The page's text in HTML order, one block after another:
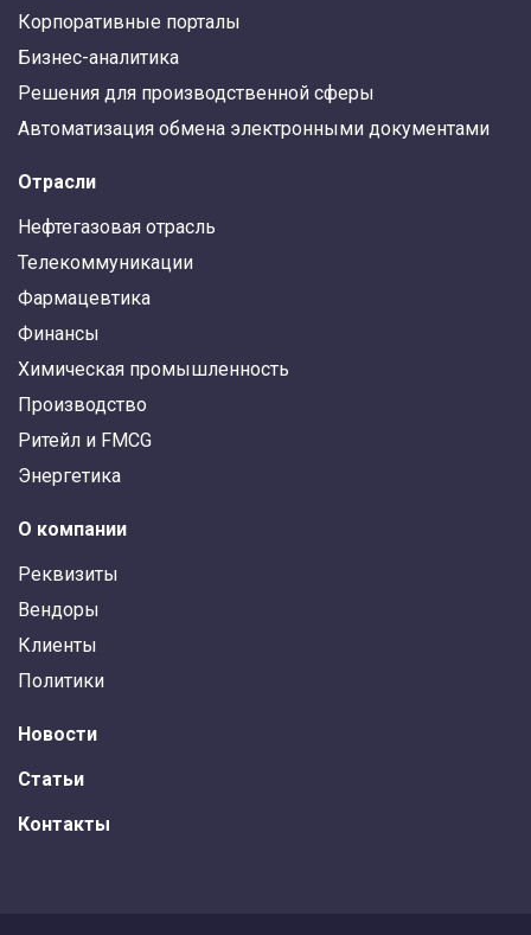
Корпоративные порталы
Бизнес-аналитика
Решения для производственной сферы
Автоматизация обмена электронными документами
Отрасли
Нефтегазовая отрасль
Телекоммуникации
Фармацевтика
Финансы
Химическая промышленность
Производство
Ритейл и FMCG
Энергетика
О компании
Реквизиты
Вендоры
Клиенты
Политики
Новости
Статьи
Контакты